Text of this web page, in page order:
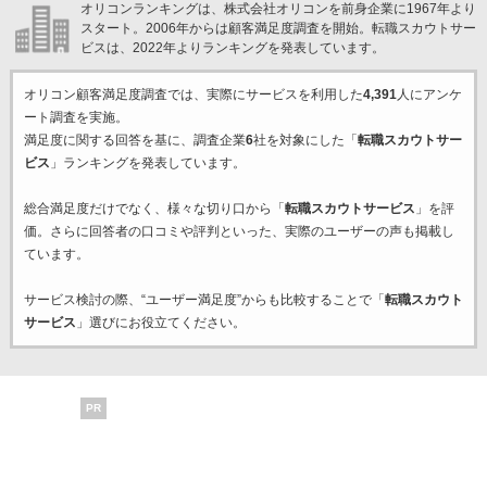
オリコンランキングは、株式会社オリコンを前身企業に1967年より
スタート。2006年からは顧客満足度調査を開始。転職スカウトサー
ビスは、2022年よりランキングを発表しています。
オリコン顧客満足度調査では、実際にサービスを利用した4,391人にアンケ
ート調査を実施。
満足度に関する回答を基に、調査企業6社を対象にした「 転職スカウトサー
ビス 」ランキングを発表しています。
総合満足度だけでなく、様々な切り口から「 転職スカウトサービス 」を評
価。さらに回答者の口コミや評判といった、実際のユーザーの声も掲載し
ています。
サービス検討の際、“ユーザー満足度”からも比較することで「 転職スカウト
サービス 」選びにお役立てください。
PR